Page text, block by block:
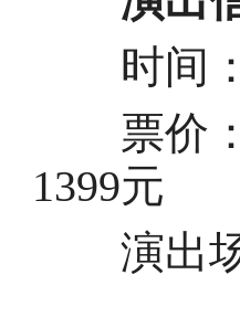
时间：
票价：
1399元
演出场